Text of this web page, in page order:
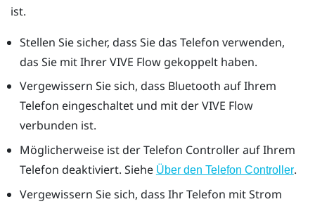
ist.
Stellen Sie sicher, dass Sie das Telefon verwenden,
das Sie mit IhrerVIVE Flowgekoppelt haben.
Vergewissern Sie sich, dass Bluetooth auf Ihrem
Telefon eingeschaltet und mit derVIVE Flow
verbunden ist.
Möglicherweise ist der Telefon Controller auf Ihrem
Telefon deaktiviert. Siehe Über den Telefon Controller.
Vergewissern Sie sich, dass Ihr Telefon mit Strom